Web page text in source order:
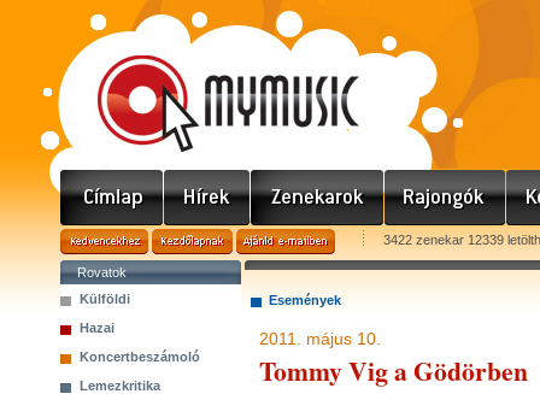
3422 zenekar 12339
Rovatok
Külföldi
Hazai
Koncertbeszámoló
Lemezkritika
Események
2011. május 10.
Tommy Vig a Gödörben